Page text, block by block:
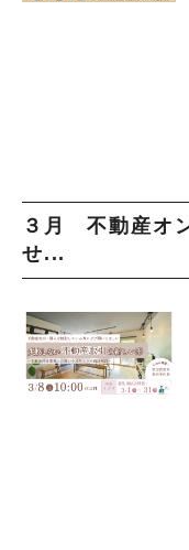
３月 不動産オ
せ...